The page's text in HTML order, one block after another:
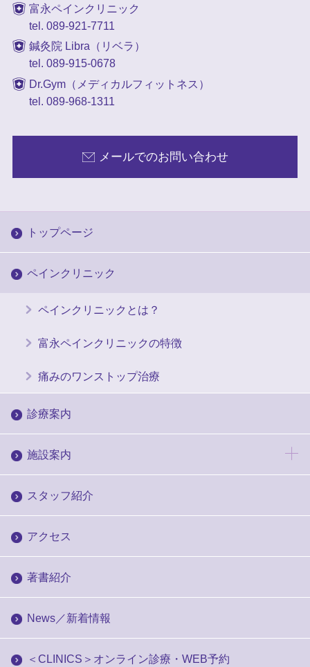
富永ペインクリニック
tel. 089-921-7711
鍼灸院 Libra（リベラ）
tel. 089-915-0678
Dr.Gym（メディカルフィットネス）
tel. 089-968-1311
メールでのお問い合わせ
トップページ
ペインクリニック
ペインクリニックとは？
富永ペインクリニックの特徴
痛みのワンストップ治療
診療案内
施設案内
スタッフ紹介
アクセス
著書紹介
News／新着情報
＜CLINICS＞オンライン診療・WEB予約